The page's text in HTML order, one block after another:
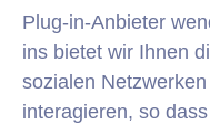
Plug-in-Anbieter
ins bietet wir Ihnen
sozialen
interagieren, so